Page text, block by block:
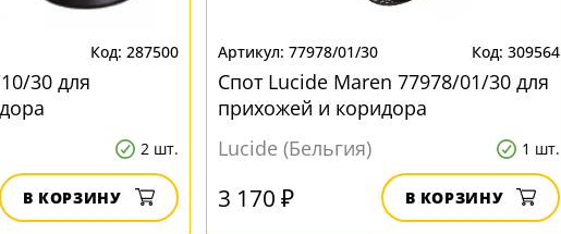
287500
30 для
2 шт.
В КОРЗИНУ
77978/01/30 309564
Спот Lucide Maren 77978/01/30 для
прихожей и коридора
Lucide (Бельгия)
1 шт.
3 170 ₽ В КОРЗИНУ